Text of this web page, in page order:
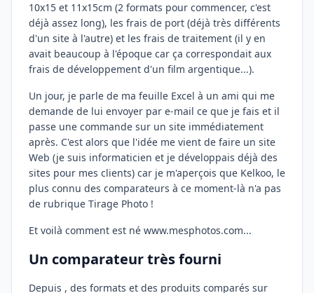
10x15 et 11x15cm (2 formats pour commencer, c'est
déjà assez long), les frais de port (déjà très différents
d'un site à l'autre) et les frais de traitement (il y en
avait beaucoup à l'époque car ça correspondait aux
frais de développement d'un film argentique...).
Un jour, je parle de ma feuille Excel à un ami qui me
demande de lui envoyer par e-mail ce que je fais et il
passe une commande sur un site immédiatement
après. C'est alors que l'idée me vient de faire un site
Web (je suis informaticien et je développais déjà des
sites pour mes clients) car je m'aperçois que Kelkoo, le
plus connu des comparateurs à ce moment-là n'a pas
de rubrique Tirage Photo !
Et voilà comment est né www.mesphotos.com...
Un comparateur très fourni
Depuis , des formats et des produits comparés sur